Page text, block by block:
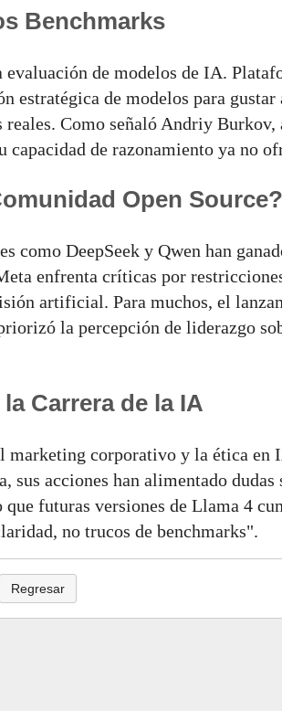
Benchmarks
de modelos de IA.
estratégica de modelos para gustar
Como señaló Andriy
de razonamiento ya no
Open Source?
DeepSeek y Qwen han
enfrenta críticas por
artificial. Para muchos, el
la percepción de liderazgo
Carrera de la IA
marketing corporativo y la ética en
acciones han alimentado dudas
futuras versiones de Llama 4
no trucos de benchmarks".
Regresar